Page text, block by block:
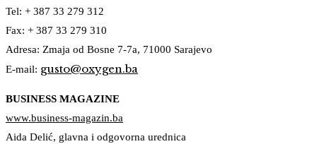
Tel: + 387 33 279 312
Fax: + 387 33 279 310
Adresa: Zmaja od Bosne 7-7a, 71000 Sarajevo
E-mail: gusto@oxygen.ba
BUSINESS MAGAZINE
www.business-magazin.ba
Aida Delić, glavna i odgovorna urednica